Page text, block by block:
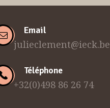
Email
julieclement@ieck.be
Téléphone
+32(0)498 86 26 74